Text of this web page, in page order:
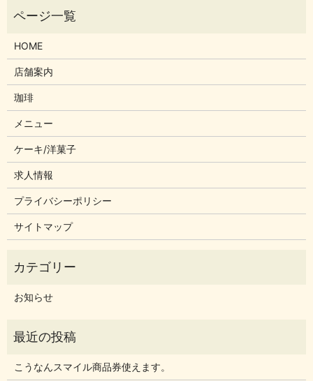
HOME
店舗案内
珈琲
メニュー
ケーキ/洋菓子
求人情報
プライバシーポリシー
サイトマップ
お知らせ
こうなんスマイル商品券使えます。